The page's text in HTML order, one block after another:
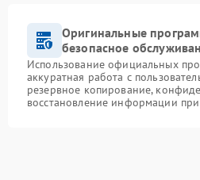
Оригинальные
безопасное
Использование официальных
аккуратная работа с
резервное копирование,
восстановление информации